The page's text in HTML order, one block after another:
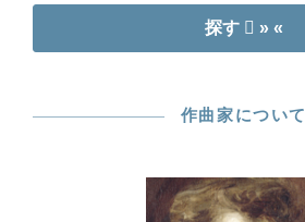
探す » «
作曲家について